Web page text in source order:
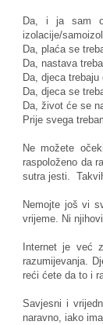
Da, i ja sam
izolacije/
Da, plaća se
Da, nastava
Da, djeca trebaju
Da, djeca se
Da, život će se
Prije svega
Ne možete
raspoloženo da
sutra jesti.
Nemojte još vi
vrijeme. Ni
Internet je već
razumijevanja.
reći ćete da to i
Savjesni i
naravno, iako